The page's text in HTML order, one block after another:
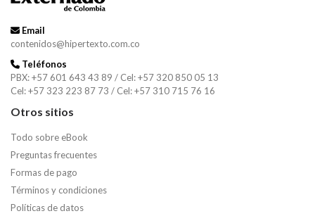
Email
contenidos@hipertexto.com.co
Teléfonos
PBX: +57 601 643 43 89 / Cel: +57 320 850 05 13
Cel: +57 323 223 87 73 / Cel: +57 310 715 76 16
Otros sitios
Todo sobre eBook
Preguntas frecuentes
Formas de pago
Términos y condiciones
Políticas de datos